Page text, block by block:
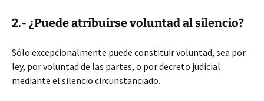
2.- ¿Puede atribuirse voluntad al silencio?
Sólo excepcionalmente puede constituir voluntad, sea por
ley, por voluntad de las partes, o por decreto judicial
mediante el silencio circunstanciado.